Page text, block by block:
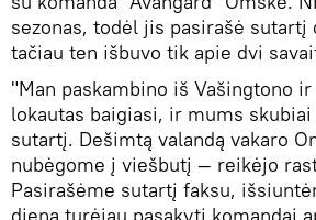
sezonas, todėl jis pasirašė sutartį
tačiau ten išbuvo tik apie dvi
"Man paskambino iš Vašingtono ir
lokautas baigiasi, ir mums
sutartį. Dešimtą valandą vakaro
nubėgome į viešbutį — reikėjo
Pasirašėme sutartį faksu,
dieną turėjau pasakyti komandai